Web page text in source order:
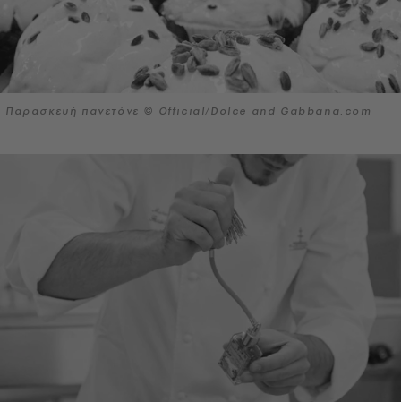
Παρασκευή πανετόνε © Official/Dolce and Gabbana.com